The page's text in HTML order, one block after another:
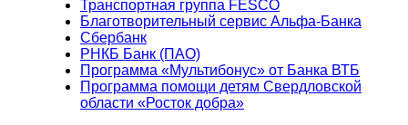
Транспортная группа FESCO
Благотворительный сервис Альфа-Банка
Сбербанк
РНКБ Банк (ПАО)
Программа «Мультибонус» от Банка ВТБ
Программа помощи детям Свердловской
области «Росток добра»